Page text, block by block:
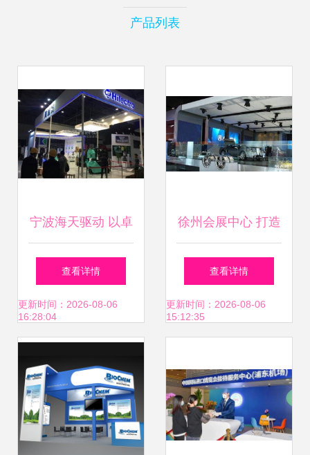
产品列表
宁波海天驱动 以卓
越展台设计与服
务，闪耀广州行业
展会
查看详情
更新时间：2026-08-06
16:28:04
徐州会展中心 打造
淮海经济区专业车
展与优质会展服务
查看详情
更新时间：2026-08-06
15:12:35